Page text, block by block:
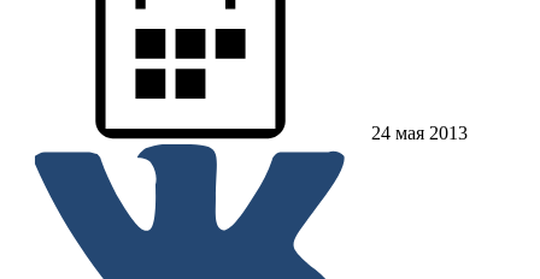
24 мая 2013